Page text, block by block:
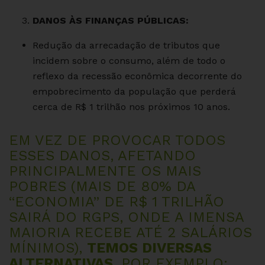
DANOS ÀS FINANÇAS PÚBLICAS:
Redução da arrecadação de tributos que
incidem sobre o consumo, além de todo o
reflexo da recessão econômica decorrente do
empobrecimento da população que perderá
cerca de R$ 1 trilhão nos próximos 10 anos.
EM VEZ DE PROVOCAR TODOS
ESSES DANOS, AFETANDO
PRINCIPALMENTE OS MAIS
POBRES (MAIS DE 80% DA
“ECONOMIA” DE R$ 1 TRILHÃO
SAIRÁ DO RGPS, ONDE A IMENSA
MAIORIA RECEBE ATÉ 2 SALÁRIOS
MÍNIMOS), TEMOS DIVERSAS